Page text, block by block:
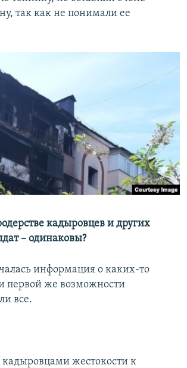
так как не понимали ее
кадыровцев и других
– одинаковы?
информация о каких-то
первой же возможности
все.
жестокости к